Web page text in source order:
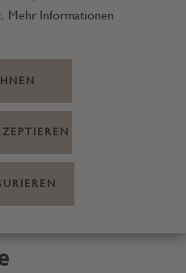
Dattel
Mehr Informationen